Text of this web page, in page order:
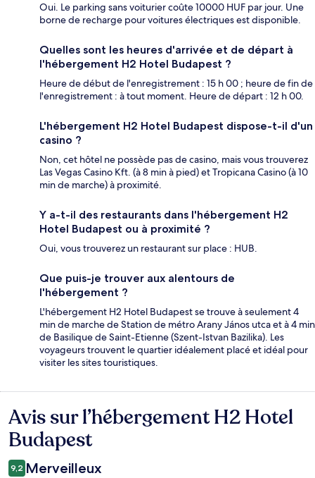
Oui. Le parking sans voiturier coûte 10000 HUF par jour. Une
borne de recharge pour voitures électriques est disponible.
Quelles sont les heures d'arrivée et de départ à
l'hébergement H2 Hotel Budapest ?
Heure de début de l'enregistrement : 15 h 00 ; heure de fin de
l'enregistrement : à tout moment. Heure de départ : 12 h 00.
L'hébergement H2 Hotel Budapest dispose-t-il d'un
casino ?
Non, cet hôtel ne possède pas de casino, mais vous trouverez
Las Vegas Casino Kft. (à 8 min à pied) et Tropicana Casino (à 10
min de marche) à proximité.
Y a-t-il des restaurants dans l'hébergement H2
Hotel Budapest ou à proximité ?
Oui, vous trouverez un restaurant sur place : HUB.
Que puis-je trouver aux alentours de
l'hébergement ?
L'hébergement H2 Hotel Budapest se trouve à seulement 4
min de marche de Station de métro Arany János utca et à 4 min
de Basilique de Saint-Etienne (Szent-Istvan Bazilika). Les
voyageurs trouvent le quartier idéalement placé et idéal pour
visiter les sites touristiques.
Avis
Avis sur l’hébergement H2 Hotel
Budapest
9,2 Merveilleux